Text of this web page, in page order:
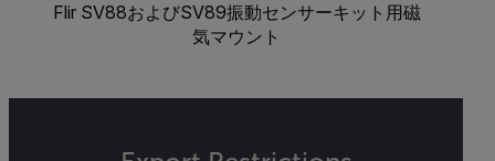
Flir SV88およびSV89振動センサーキット用磁
気マウント